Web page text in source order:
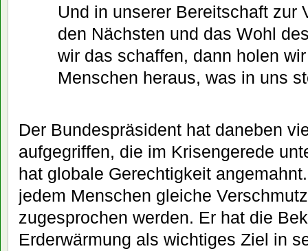
Und in unserer Bereitschaft zur
den Nächsten und das Wohl
wir das schaffen, dann holen
Menschen heraus, was in uns
Der Bundespräsident hat daneben
aufgegriffen, die im Krisengerede
hat globale Gerechtigkeit
jedem Menschen gleiche
zugesprochen werden. Er hat die
Erderwärmung als wichtiges Ziel in